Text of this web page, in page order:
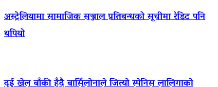
अस्ट्रेलियामा सामाजिक सञ्जाल प्रतिबन्धको सूचीमा रेडिट पनि
थपियो